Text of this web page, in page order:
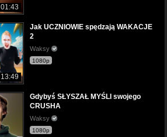
01:43
13:49
Jak UCZNIOWIE spędzają WAKACJE
2
Waksy
1080p
Gdybyś SŁYSZAŁ MYŚLI swojego
CRUSHA
Waksy
1080p